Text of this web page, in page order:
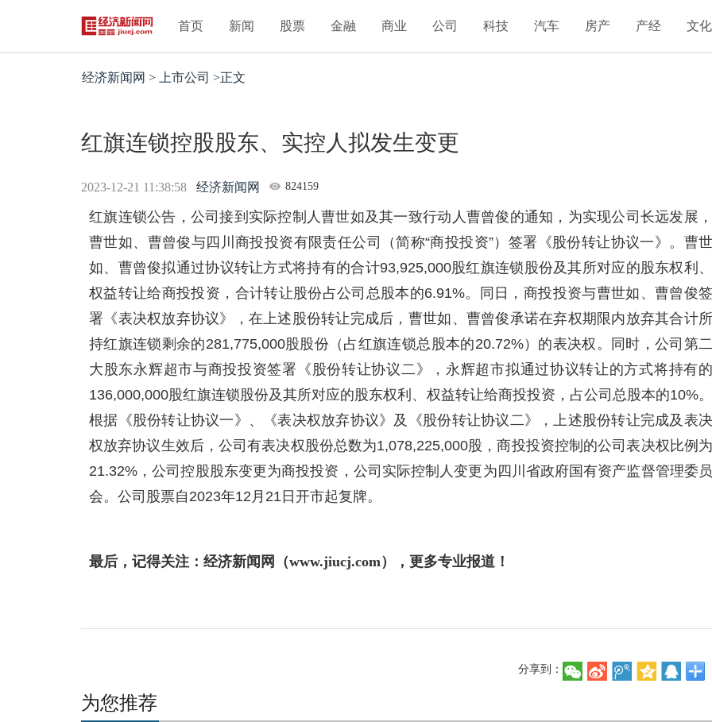
首页 新闻 股票 金融 商业 公司 科技 汽车 房产 产经 文化
经济新闻网 > 上市公司 >正文
红旗连锁控股股东、实控人拟发生变更
2023-12-21 11:38:58 经济新闻网 824159
红旗连锁公告，公司接到实际控制人曹世如及其一致行动人曹曾俊的通知，为实现公司长远发展，
曹世如、曹曾俊与四川商投投资有限责任公司（简称“商投投资”）签署《股份转让协议一》。曹世
如、曹曾俊拟通过协议转让方式将持有的合计93,925,000股红旗连锁股份及其所对应的股东权利、
权益转让给商投投资，合计转让股份占公司总股本的6.91%。同日，商投投资与曹世如、曹曾俊签
署《表决权放弃协议》，在上述股份转让完成后，曹世如、曹曾俊承诺在弃权期限内放弃其合计所
持红旗连锁剩余的281,775,000股股份（占红旗连锁总股本的20.72%）的表决权。同时，公司第二
大股东永辉超市与商投投资签署《股份转让协议二》，永辉超市拟通过协议转让的方式将持有的
136,000,000股红旗连锁股份及其所对应的股东权利、权益转让给商投投资，占公司总股本的10%。
根据《股份转让协议一》、《表决权放弃协议》及《股份转让协议二》，上述股份转让完成及表决
权放弃协议生效后，公司有表决权股份总数为1,078,225,000股，商投投资控制的公司表决权比例为
21.32%，公司控股股东变更为商投投资，公司实际控制人变更为四川省政府国有资产监督管理委员
会。公司股票自2023年12月21日开市起复牌。
最后，记得关注：经济新闻网（www.jiucj.com），更多专业报道！
分享到：
为您推荐